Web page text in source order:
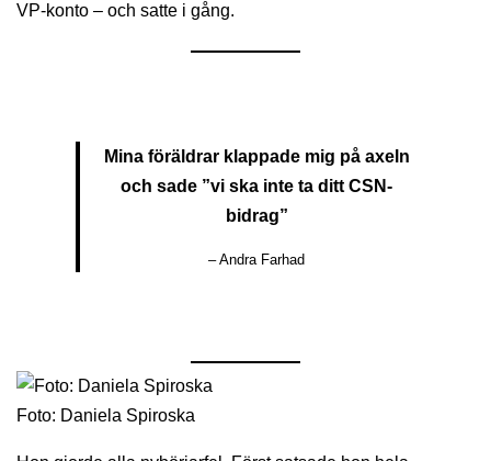
VP-konto – och satte i gång.
Mina föräldrar klappade mig på axeln
och sade ”vi ska inte ta ditt CSN-
bidrag”
– Andra Farhad
Foto: Daniela Spiroska